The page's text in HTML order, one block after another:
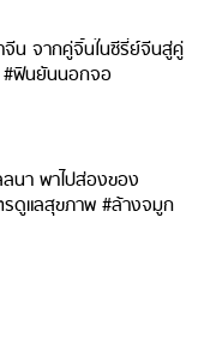
น จากคู่จิ้นในซีรี่ย์จีนสู่คู่
#ฟินยันนอกจอ
นา พาไปส่องของ
ดูแลสุขภาพ #ล้างจมูก
ห้